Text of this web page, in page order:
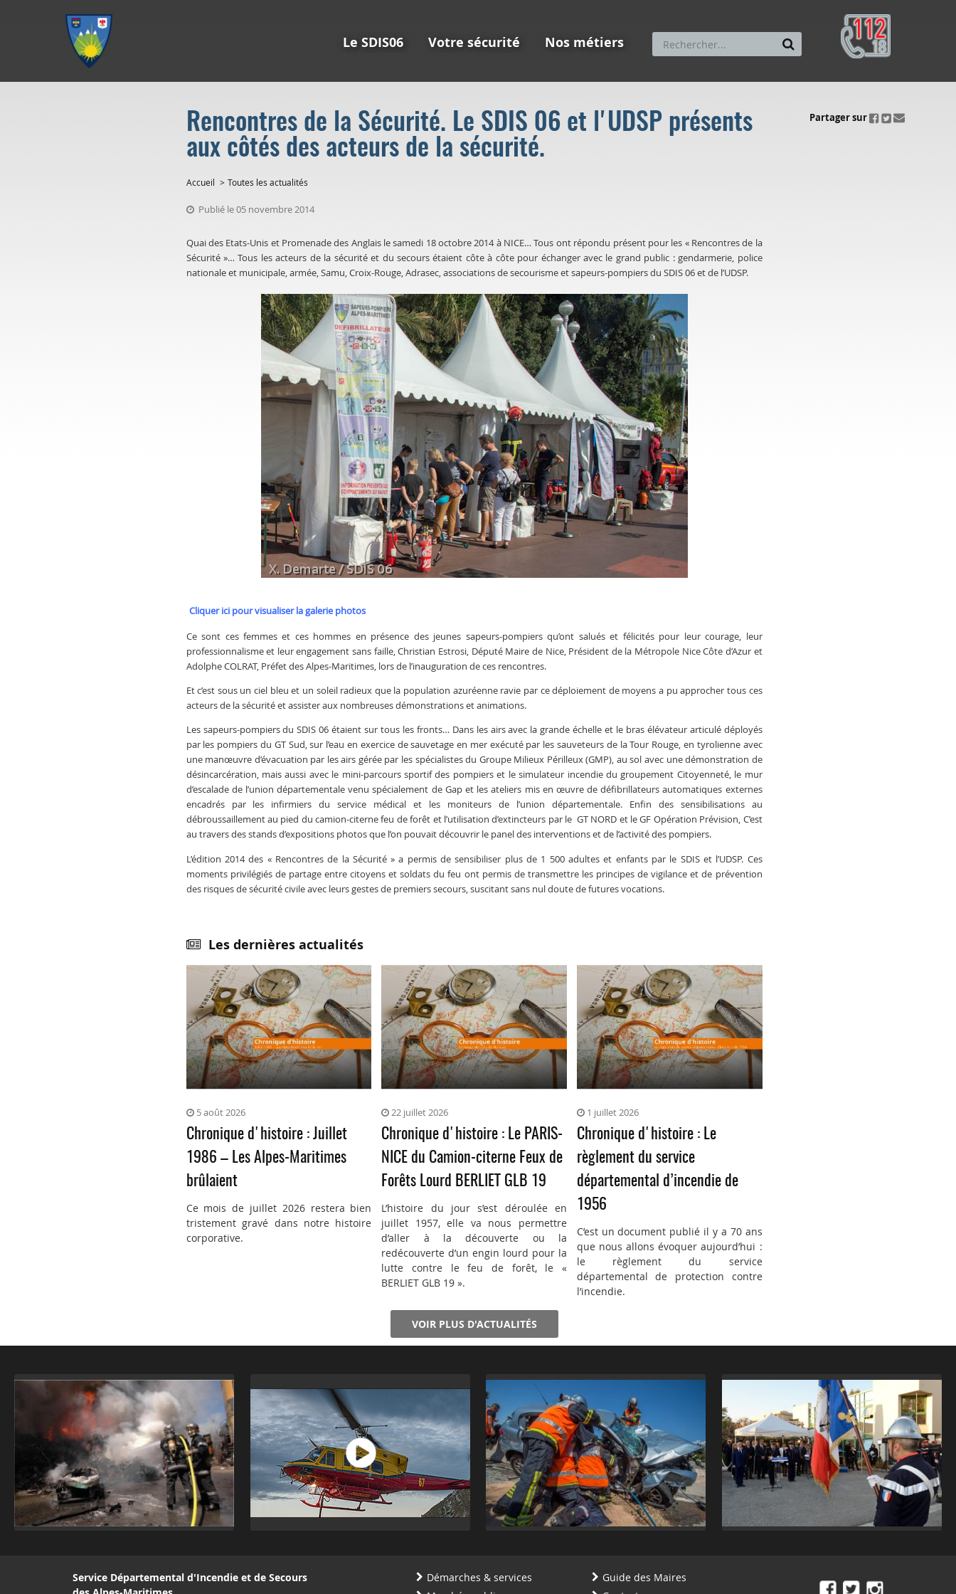
Le SDIS06 Votre sécurité Nos métiers
Rencontres de la Sécurité. Le SDIS 06 et l'UDSP présents
aux côtés des acteurs de la sécurité.
ui.fo.accessibility.echappement.partage
Partager sur
Accueil Toutes les actualités
Publié le 05 novembre 2014
Quai des Etats-Unis et Promenade des Anglais le samedi 18 octobre 2014 à NICE… Tous ont répondu présent pour les « Rencontres de la
Sécurité »… Tous les acteurs de la sécurité et du secours étaient côte à côte pour échanger avec le grand public : gendarmerie, police
nationale et municipale, armée,Samu, Croix-Rouge,Adrasec, associations de secourisme et sapeurs-pompiers du SDIS06 et de l’UDSP.
Cliquerici pour visualiser la galerie photos
Ce sont ces femmes et ces hommes en présence des jeunes sapeurs-pompiers qu’ont salués et félicités pour leur courage, leur
professionnalisme et leur engagement sans faille,Christian Estrosi, Député Maire de Nice, Président de la Métropole NiceCôte d’Azur et
AdolpheCOLRAT, Préfet des Alpes-Maritimes, lors de l’inauguration de ces rencontres.
Et c’est sous un ciel bleu et un soleil radieux que la population azuréenneravie par ce déploiement de moyens a pu approcher tous ces
acteurs de la sécurité et assister aux nombreuses démonstrations et animations.
Les sapeurs-pompiers duSDIS 06 étaient sur tous les fronts… Dans les airs avec la grande échelle et le bras élévateur articulé déployés
par les pompiers du GTSud, sur l’eau en exercice de sauvetage en mer exécuté par les sauveteurs de la Tour Rouge, en tyrolienne avec
une manœuvre d’évacuation par les airs gérée par les spécialistes du Groupe Milieux Périlleux (GMP), au sol avec une démonstration de
désincarcération, mais aussi avec le mini-parcours sportif des pompiers et le simulateur incendie du groupement Citoyenneté, le mur
d’escalade de l’union départementale venu spécialement de Gapet les ateliers mis en œuvrededéfibrillateurs automatiques externes
encadrés par les infirmiers du service médical et les moniteurs de l’union départementale. Enfin des sensibilisationsau
débroussaillement au pied du camion-citerne feu de forêt et l’utilisation d’extincteurs par le GTNORD et leGF Opération Prévision, C’est
au travers des stands d’expositions photos que l’on pouvait découvrir le paneldes interventions et de l’activité des pompiers.
L’édition 2014 des « Rencontres de la Sécurité » a permis de sensibiliser plus de 1 500 adultes et enfants par le SDISet l’UDSP. Ces
moments privilégiés de partage entre citoyens et soldats du feu ont permis de transmettre les principes de vigilance et de prévention
des risques de sécurité civile avec leurs gestes de premiers secours, suscitant sans nul doute de futures vocations.
Les dernières actualités
5 août 2026
Chronique d'histoire : Juillet
1986 – Les Alpes-Maritimes
brûlaient
Ce mois de juillet 2026 restera bien
tristement gravé dans notre histoire
corporative.
22 juillet 2026
Chronique d'histoire : Le PARIS-
NICE du Camion-citerne Feux de
Forêts Lourd BERLIET GLB 19
L’histoire du jour s’est déroulée en
juillet 1957, elle va nous permettre
d’aller à la découverte ou la
redécouverte d’un engin lourd pour la
lutte contre le feu de forêt, le «
BERLIET GLB 19 ».
1 juillet 2026
Chronique d'histoire : Le
règlement du service
départemental d’incendie de
1956
C’est un document publié il y a 70 ans
que nous allons évoquer aujourd’hui :
le règlement du service
départemental de protection contre
l’incendie.
VOIR PLUS D'ACTUALITÉS
Service Départemental d'Incendie et de Secours
Démarches & services
Guide des Maires